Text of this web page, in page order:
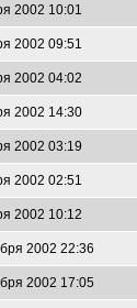
2002 10:01
2002 09:51
2002 04:02
2002 14:30
2002 03:19
2002 02:51
2002 10:12
2002 22:36
2002 17:05